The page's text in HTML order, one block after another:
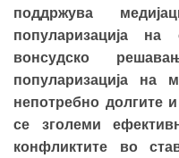
поддржува
популаризација
вонсудско
популаризација на
непотребно долгите
се зголеми
конфликтите во